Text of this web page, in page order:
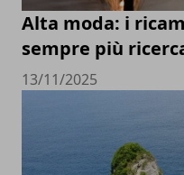
Alta moda: i
sempre più
13/11/2025